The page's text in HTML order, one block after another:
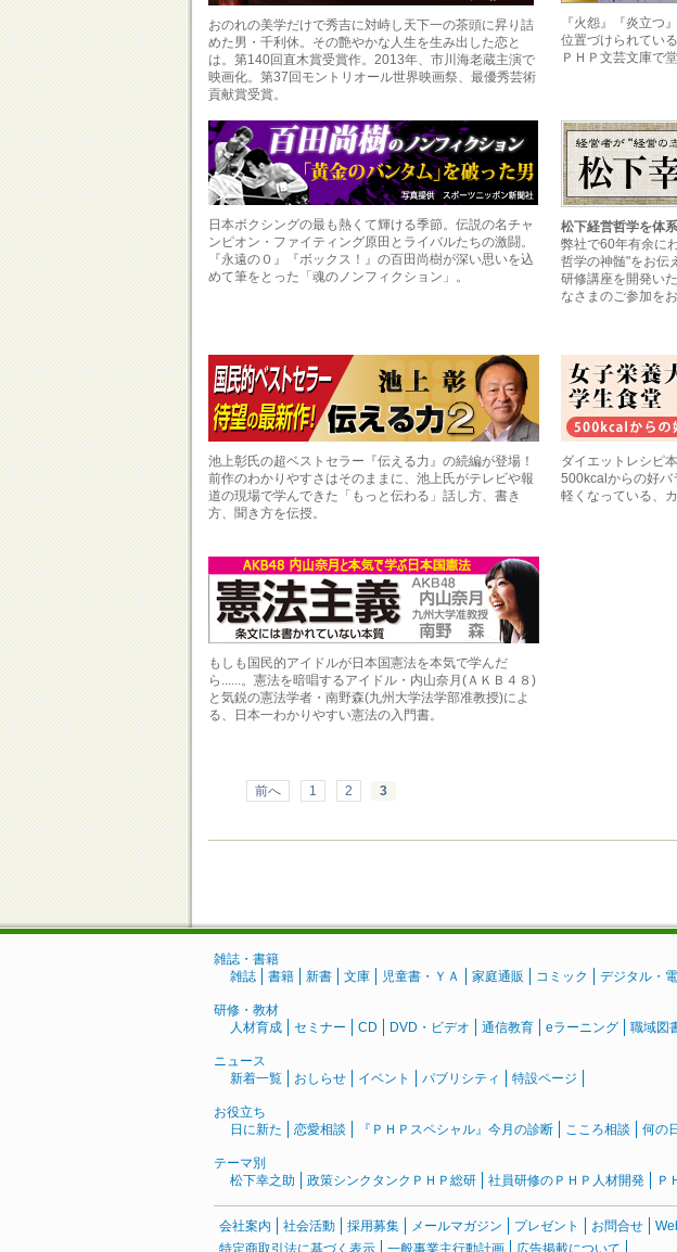
おのれの美学だけで秀吉に対峙し天下一の茶頭に昇り詰
めた男・千利休。その艶やかな人生を生み出した恋と
は。第140回直木賞受賞作。2013年、市川海老蔵主演で
映画化。第37回モントリオール世界映画祭、最優秀芸術
貢献賞受賞。
『火怨』『炎立つ
位置づけられてい
ＰＨＰ文芸文庫で堂
日本ボクシングの最も熱くて輝ける季節。伝説の名チャ
ンピオン・ファイティング原田とライバルたちの激闘。
『永遠の０』『ボックス！』の百田尚樹が深い思いを込
めて筆をとった「魂のノンフィクション」。
松下経営哲学を体
弊社で60年有余に
哲学の神髄"をお伝
研修講座を開発い
なさまのご参加を
池上彰氏の超ベストセラー『伝える力』の続編が登場！
前作のわかりやすさはそのままに、池上氏がテレビや報
道の現場で学んできた「もっと伝わる」話し方、書き
方、聞き方を伝授。
ダイエットレシピ
500kcalからの好バ
軽くなっている、
もしも国民的アイドルが日本国憲法を本気で学んだ
ら......。憲法を暗唱するアイドル・内山奈月(ＡＫＢ４８)
と気鋭の憲法学者・南野森(九州大学法学部准教授)によ
る、日本一わかりやすい憲法の入門書。
前へ 1 2 3
雑誌・書籍
雑誌
書籍 新書 文庫 児童書・ＹＡ 家庭通販 コミック デジタル・
研修・教材
人材育成
セミナー CD DVD・ビデオ 通信教育 eラーニング 職域図
ニュース
新着一覧
おしらせ イベント パブリシティ 特設ページ
お役立ち
日に新た
恋愛相談 『ＰＨＰスペシャル』今月の診断 こころ相談 何の日
テーマ別
松下幸之助
政策シンクタンクＰＨＰ総研 社員研修のＰＨＰ人材開発 Ｐ
会社案内 社会活動 採用募集 メールマガジン プレゼント お問合せ
特定商取引法に基づく表示
一般事業主行動計画 広告掲載について